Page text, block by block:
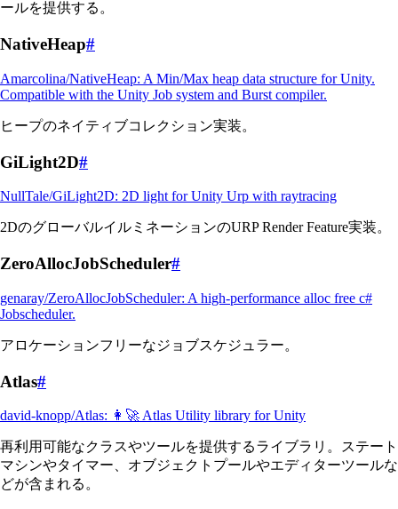
ールを提供する。
NativeHeap#
Amarcolina/NativeHeap: A Min/Max heap data structure for Unity.
Compatible with the Unity Job system and Burst compiler.
ヒープのネイティブコレクション実装。
GiLight2D#
NullTale/GiLight2D: 2D light for Unity Urp with raytracing
2DのグローバルイルミネーションのURP Render Feature実装。
ZeroAllocJobScheduler#
genaray/ZeroAllocJobScheduler: A high-performance alloc free c#
Jobscheduler.
アロケーションフリーなジョブスケジュラー。
Atlas#
david-knopp/Atlas: 👩‍🚀 Atlas Utility library for Unity
再利用可能なクラスやツールを提供するライブラリ。ステート
マシンやタイマー、オブジェクトプールやエディターツールな
どが含まれる。